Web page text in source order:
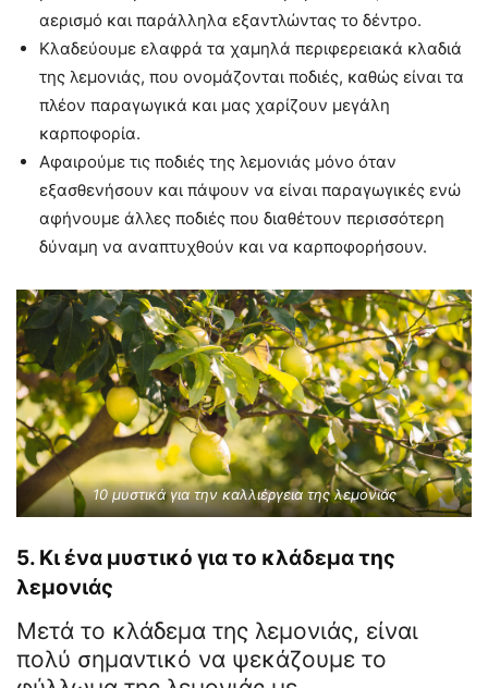
αερισμό και παράλληλα εξαντλώντας το δέντρο.
Κλαδεύουμε ελαφρά τα χαμηλά περιφερειακά κλαδιά
της λεμονιάς, που ονομάζονται ποδιές, καθώς είναι τα
πλέον παραγωγικά και μας χαρίζουν μεγάλη
καρποφορία.
Αφαιρούμε τις ποδιές της λεμονιάς μόνο όταν
εξασθενήσουν και πάψουν να είναι παραγωγικές ενώ
αφήνουμε άλλες ποδιές που διαθέτουν περισσότερη
δύναμη να αναπτυχθούν και να καρποφορήσουν.
10 μυστικά για την καλλιέργεια της λεμονιάς
5. Κι ένα μυστικό για το κλάδεμα της
λεμονιάς
Μετά το κλάδεμα της λεμονιάς, είναι
πολύ σημαντικό να ψεκάζουμε το